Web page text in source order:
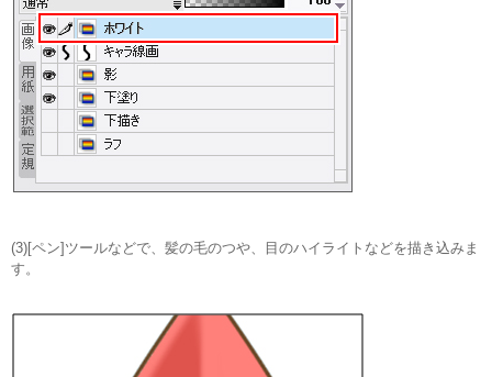
(3)[ペン]ツールなどで、髪の毛のつや、目のハイライトなどを描き込みま
す。